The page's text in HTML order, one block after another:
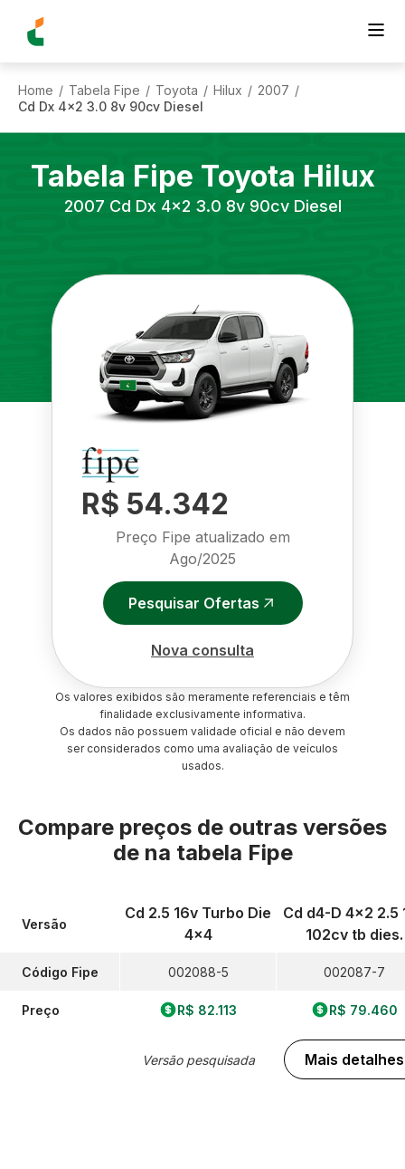
Home / Tabela Fipe / Toyota / Hilux / 2007 /
Cd Dx 4x2 3.0 8v 90cv Diesel
Tabela Fipe Toyota Hilux
2007 Cd Dx 4x2 3.0 8v 90cv Diesel
R$ 54.342
Preço Fipe atualizado em
Ago/2025
Pesquisar Ofertas
Nova consulta
Os valores exibidos são meramente referenciais e têm
finalidade exclusivamente informativa.
Os dados não possuem validade oficial e não devem
ser considerados como uma avaliação de veículos
usados.
Compare preços de outras versões
de na tabela Fipe
Versão
Código Fipe
Preço
Cd 2.5 16v Turbo Die
4x4
002088-5
R$ 82.113
Versão pesquisada
Cd d4-D 4x2 2.5
102cv tb dies.
002087-7
R$ 79.460
Mais detalhes